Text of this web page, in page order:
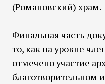
(Романовский) храм.
Финальная часть
то, как на уровне
отмечено участие
благотворительном